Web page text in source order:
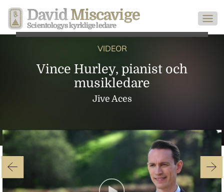
David Miscavige
Scientologys kyrklige ledare
VIDEOR
Vince Hurley, pianist och
musikledare
Jive Aces